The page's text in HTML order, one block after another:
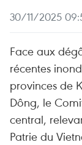
30/11/2025
Face aux
récentes
provinces de
Dông, le
central,
Patrie du